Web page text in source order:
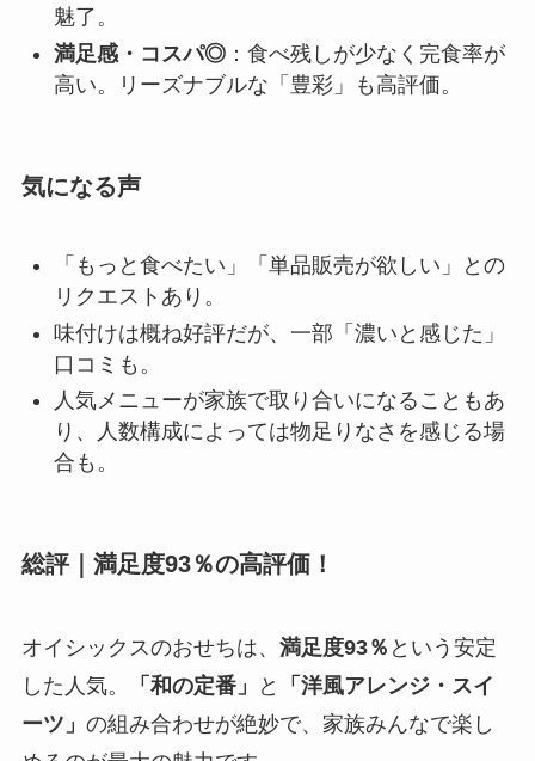
魅了。
満足感・コスパ◎：食べ残しが少なく完食率が
高い。リーズナブルな「豊彩」も高評価。
気になる声
「もっと食べたい」「単品販売が欲しい」との
リクエストあり。
味付けは概ね好評だが、一部「濃いと感じた」
口コミも。
人気メニューが家族で取り合いになることもあ
り、人数構成によっては物足りなさを感じる場
合も。
総評｜満足度93％の高評価！
オイシックスのおせちは、 満足度93％ という安定
した人気。
「和の定番」 と
「洋風アレンジ・スイ
ーツ」 の組み合わせが絶妙で、家族みんなで楽し